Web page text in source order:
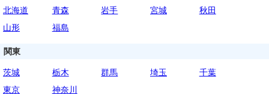
北海道 青森 岩手 宮城
秋田
山形
福島
関東
茨城 栃木 群馬 埼玉
千葉
東京
神奈川